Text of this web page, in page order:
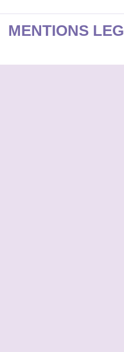
MENTIONS